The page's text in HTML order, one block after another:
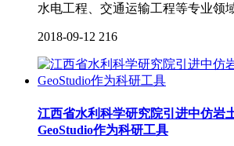
水电工程、交通运输工程等专业领
2018-09-12 216
江西省水利科学研究院引进中仿岩
GeoStudio作为科研工具